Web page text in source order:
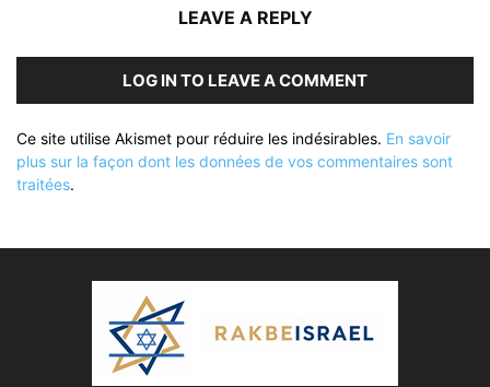
LEAVE A REPLY
LOG IN TO LEAVE A COMMENT
Ce site utilise Akismet pour réduire les indésirables. En savoir
plus sur la façon dont les données de vos commentaires sont
traitées.